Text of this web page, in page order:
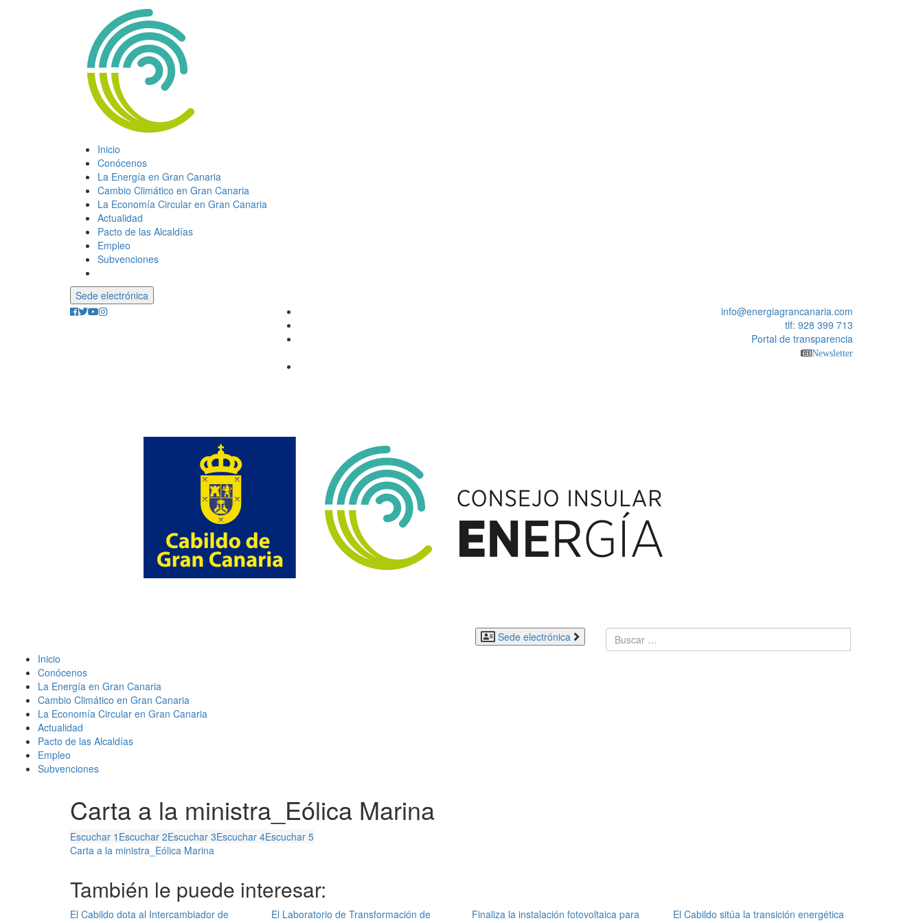
Inicio
Conócenos
La Energía en Gran Canaria
Cambio Climático en Gran Canaria
La Economía Circular en Gran Canaria
Actualidad
Pacto de las Alcaldías
Empleo
Subvenciones
Sede electrónica
info@energiagrancanaria.com
tlf: 928 399 713
Portal de transparencia
Newsletter
Sede electrónica
Inicio
Conócenos
La Energía en Gran Canaria
Cambio Climático en Gran Canaria
La Economía Circular en Gran Canaria
Actualidad
Pacto de las Alcaldías
Empleo
Subvenciones
Carta a la ministra_Eólica Marina
Escuchar 1 Escuchar 2Escuchar 3Escuchar 4Escuchar 5
Carta a la ministra_Eólica Marina
También le puede interesar:
El Cabildo dota al Intercambiador de
El Laboratorio de Transformación de
Finaliza la instalación fotovoltaica para
El Cabildo sitúa la transición energética